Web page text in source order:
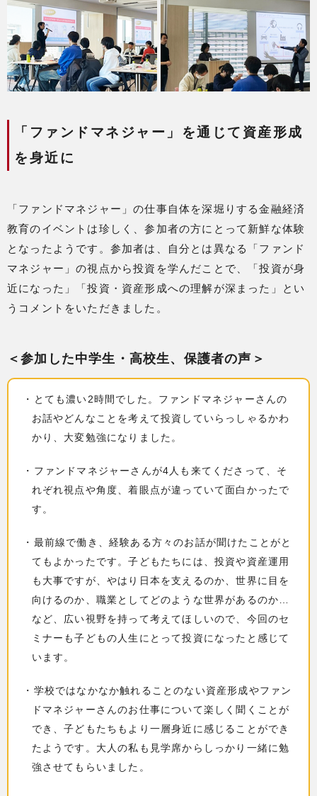
「ファンドマネジャー」を通じて資産形成
を身近に
「ファンドマネジャー」の仕事自体を深堀りする金融経済
教育のイベントは珍しく、参加者の方にとって新鮮な体験
となったようです。参加者は、自分とは異なる「ファンド
マネジャー」の視点から投資を学んだことで、「投資が身
近になった」「投資・資産形成への理解が深まった」とい
うコメントをいただきました。
＜参加した中学生・高校生、保護者の声＞
・とても濃い2時間でした。ファンドマネジャーさんの
お話やどんなことを考えて投資していらっしゃるかわ
かり、大変勉強になりました。
・ファンドマネジャーさんが4人も来てくださって、そ
れぞれ視点や角度、着眼点が違っていて面白かったで
す。
・最前線で働き、経験ある方々のお話が聞けたことがと
てもよかったです。子どもたちには、投資や資産運用
も大事ですが、やはり日本を支えるのか、世界に目を
向けるのか、職業としてどのような世界があるのか…
など、広い視野を持って考えてほしいので、今回のセ
ミナーも子どもの人生にとって投資になったと感じて
います。
・学校ではなかなか触れることのない資産形成やファン
ドマネジャーさんのお仕事について楽しく聞くことが
でき、子どもたちもより一層身近に感じることができ
たようです。大人の私も見学席からしっかり一緒に勉
強させてもらいました。